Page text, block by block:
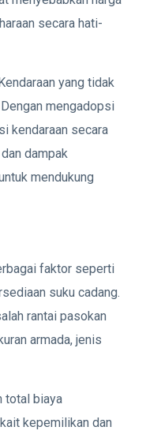
secara hati-
yang tidak
mengadopsi
kendaraan secara
dampak
mendukung
faktor seperti
suku cadang.
rantai pasokan
armada, jenis
total biaya
kepemilikan dan